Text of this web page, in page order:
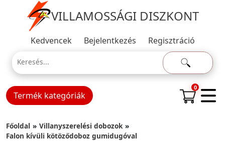
VILLAMOSSÁGI DISZKONT
Kedvencek Bejelentkezés Regisztráció
Termék kategóriák
0
Főoldal
Villanyszerelési dobozok
Falon kívüli kötöződoboz gumidugóval